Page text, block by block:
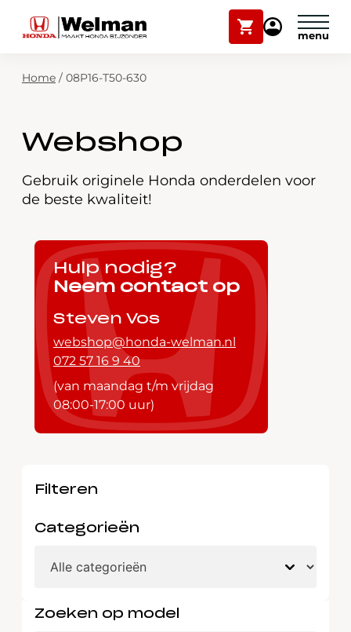
Winkelwagen
Mijn
Modellen
Over ons
Webshop
Contact
Zoekfunctie
Plan onderhoud
Mijn Honda Welman
Home / 08P16-T50-630
Webshop
Gebruik originele Honda onderdelen voor
de beste kwaliteit!
Hulp nodig?
Neem contact op
Steven Vos
webshop@honda-welman.nl
072 57 16 9 40
(van maandag t/m vrijdag
08:00-17:00 uur)
Filteren
Categorieën
Zoeken op model